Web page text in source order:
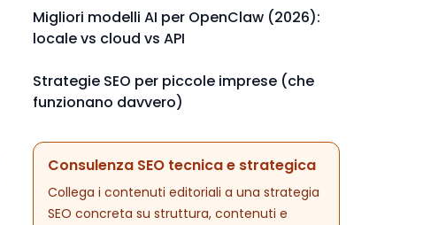
Migliori modelli AI per OpenClaw (2026):
locale vs cloud vs API
Strategie SEO per piccole imprese (che
funzionano davvero)
Consulenza SEO tecnica e strategica
Collega i contenuti editoriali a una strategia
SEO concreta su struttura, contenuti e